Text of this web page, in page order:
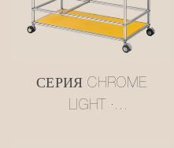
СЕРИЯ CHROME
LIGHT ·